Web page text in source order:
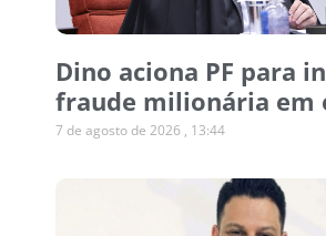
Dino aciona PF para
fraude milionária em
7 de agosto de 2026 13:44